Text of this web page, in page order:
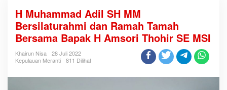
m
m
a
A
H Muhammad Adil SH MM
Bersilaturahmi dan Ramah Tamah
Bersama Bapak H Amsori Thohir SE MSI
Khairun Nisa
28 Juli 2022
Kepulauan Meranti
811 Dilihat